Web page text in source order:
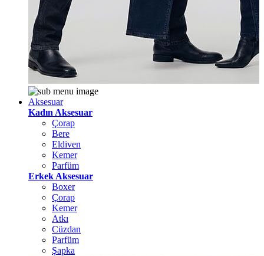
Aksesuar
Kadın Aksesuar
Çorap
Bere
Eldiven
Kemer
Parfüm
Erkek Aksesuar
Boxer
Çorap
Kemer
Atkı
Cüzdan
Parfüm
Şapka